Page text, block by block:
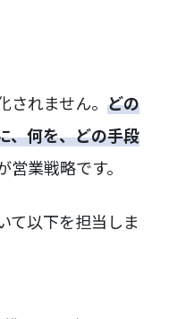
れません。 どの
、何を、どの手段
業戦略です。
て以下を担当しま